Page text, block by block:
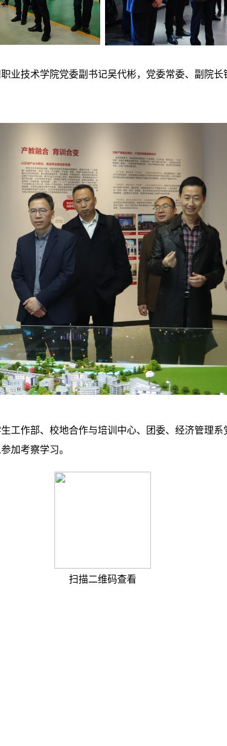
业技术学院党委副书记吴代彬，党委常委、副院
工作部、校地合作与培训中心、团委、经济管理
加考察学习。
扫描二维码查看